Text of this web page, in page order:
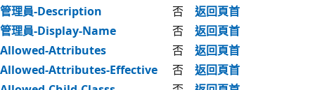
管理員-Description
否
返回頁首
管理員-Display-Name
否
返回頁首
Allowed-Attributes
否
返回頁首
Allowed-Attributes-Effective
否
返回頁首